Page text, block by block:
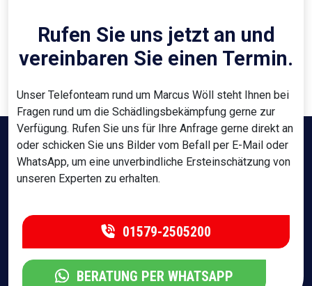
Rufen Sie uns jetzt an und
vereinbaren Sie einen Termin.
Unser Telefonteam rund um Marcus Wöll steht Ihnen bei
Fragen rund um die Schädlingsbekämpfung gerne zur
Verfügung. Rufen Sie uns für Ihre Anfrage gerne direkt an
oder schicken Sie uns Bilder vom Befall per E-Mail oder
WhatsApp, um eine unverbindliche Ersteinschätzung von
unseren Experten zu erhalten.
01579-2505200
BERATUNG PER WHATSAPP